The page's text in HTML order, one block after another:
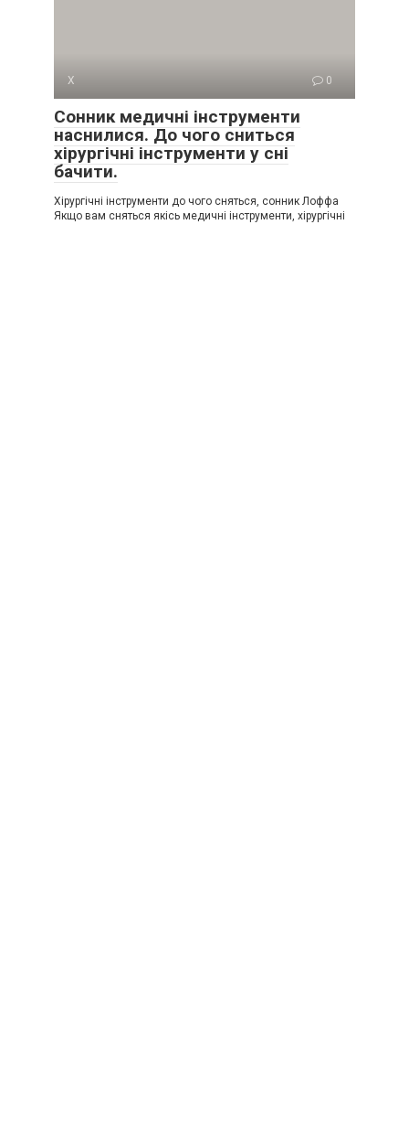
Х 0
Сонник медичні інструменти
наснилися. До чого сниться
хірургічні інструменти у сні
бачити.
Хірургічні інструменти до чого сняться, сонник Лоффа
Якщо вам сняться якісь медичні інструменти, хірургічні